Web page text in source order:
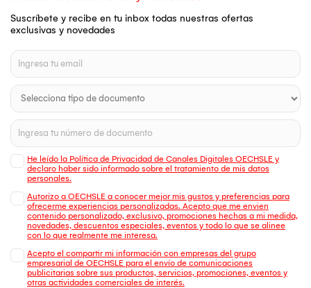
Suscríbete y recibe en tu inbox todas nuestras ofertas
exclusivas y novedades
He leído la Política de Privacidad de Canales Digitales OECHSLE y
declaro haber sido informado sobre el tratamiento de mis datos
personales.
Autorizo a OECHSLE a conocer mejor mis gustos y preferencias para
ofrecerme experiencias personalizadas. Acepto que me envien
contenido personalizado, exclusivo, promociones hechas a mi medida,
novedades, descuentos especiales, eventos y todo lo que se alinee
con lo que realmente me interesa.
Acepto el compartir mi información con empresas del grupo
empresarial de OECHSLE para el envío de comunicaciones
publicitarias sobre sus productos, servicios, promociones, eventos y
otras actividades comerciales de interés.